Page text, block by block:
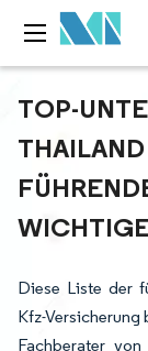
TOP-
Diese Liste der
Kfz-Versicherung
Fachberater